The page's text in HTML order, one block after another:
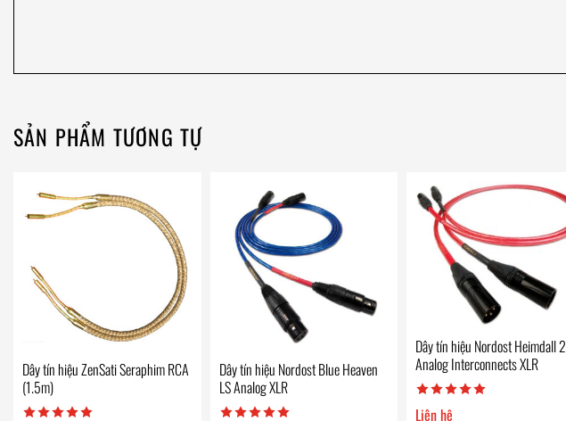
SẢN PHẨM TƯƠNG TỰ
Dây tín hiệu ZenSati Seraphim RCA
(1.5m)
Dây tín hiệu Nordost Blue Heaven
LS Analog XLR
Dây tín hiệu Nordost Heimdall 2
Analog Interconnects XLR
Liên hệ